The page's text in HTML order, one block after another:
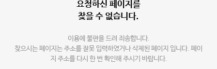
요청하신 페이지를
찾을 수 없습니다.
이용에 불편을 드려 죄송합니다.
찾으시는 페이지는 주소를 잘못 입력하였거나 삭제된 페이지 입니다. 페이
지 주소를 다시 한 번 확인해 주시기 바랍니다.